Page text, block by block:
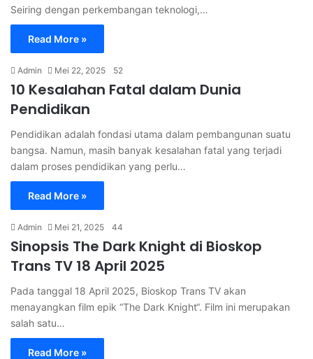
Seiring dengan perkembangan teknologi,…
Read More »
Admin Mei 22, 2025 52
10 Kesalahan Fatal dalam Dunia
Pendidikan
Pendidikan adalah fondasi utama dalam pembangunan suatu
bangsa. Namun, masih banyak kesalahan fatal yang terjadi
dalam proses pendidikan yang perlu…
Read More »
Admin Mei 21, 2025 44
Sinopsis The Dark Knight di Bioskop
Trans TV 18 April 2025
Pada tanggal 18 April 2025, Bioskop Trans TV akan
menayangkan film epik “The Dark Knight“. Film ini merupakan
salah satu…
Read More »